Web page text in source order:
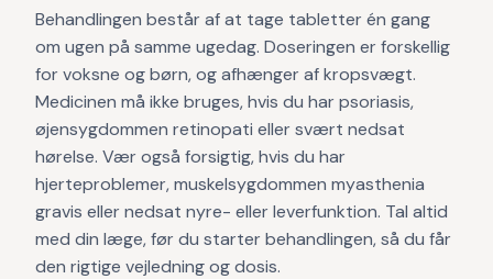
Behandlingen består af at tage tabletter én gang
om ugen på samme ugedag. Doseringen er forskellig
for voksne og børn, og afhænger af kropsvægt.
Medicinen må ikke bruges, hvis du har psoriasis,
øjensygdommen retinopati eller svært nedsat
hørelse. Vær også forsigtig, hvis du har
hjerteproblemer, muskelsygdommen myasthenia
gravis eller nedsat nyre- eller leverfunktion. Tal altid
med din læge, før du starter behandlingen, så du får
den rigtige vejledning og dosis.